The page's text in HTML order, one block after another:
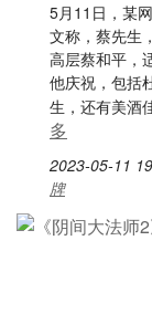
5月11日，某
文称，蔡先生
高层蔡和平，
他庆祝，包括
生，还有美酒
多
2023-05-11
牌